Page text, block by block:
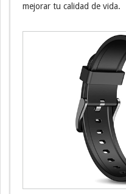
mejorar tu calidad de vida.